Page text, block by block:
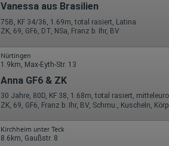
Vanessa aus Brasilien
75B, KF 34/36, 1.69m, total rasiert, Latina
ZK, 69, GF6, DT, NSa, Franz b. Ihr, BV
Nürtingen
1.9km, Max-Eyth-Str. 13
Anna GF6 & ZK
30 Jahre, 80D, KF 38, 1.68m, total rasiert,
ZK, 69, GF6, Franz b. Ihr, BV, Schmu., Kuscheln,
Kirchheim unter Teck
8.6km, Gaußstr. 8